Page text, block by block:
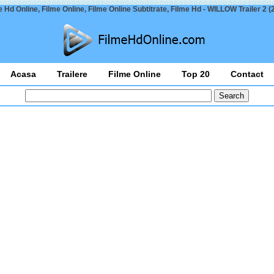
Hd Online, Filme Online, Filme Online Subtitrate, Filme Hd - WILLOW Trailer 2
Acasa Trailere Filme Online Top 20 Contact